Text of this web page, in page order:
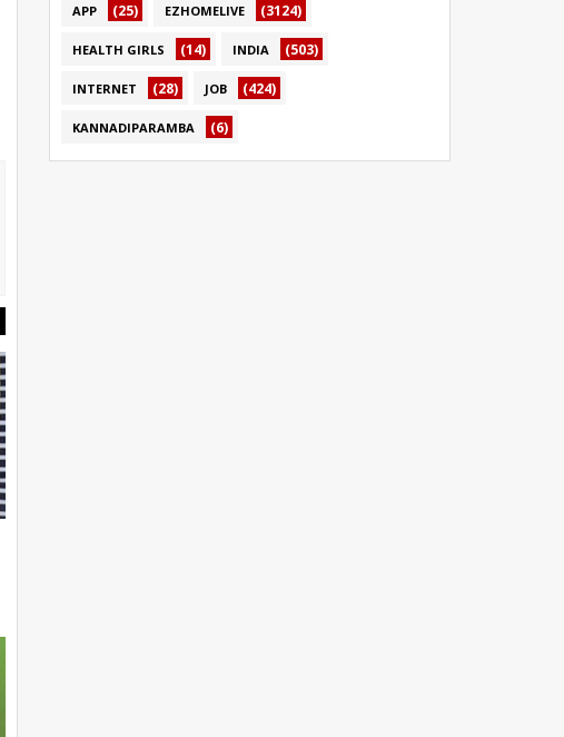
APP (25) EZHOMELIVE (3124)
HEALTH GIRLS (14) INDIA (503)
INTERNET (28) JOB (424)
KANNADIPARAMBA (6)